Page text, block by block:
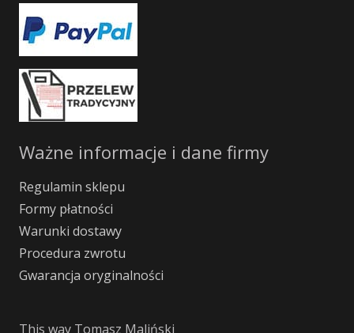
Ważne informacje i dane firmy
Regulamin sklepu
Formy płatności
Warunki dostawy
Procedura zwrotu
Gwarancja oryginalności
This way Tomasz Maliński